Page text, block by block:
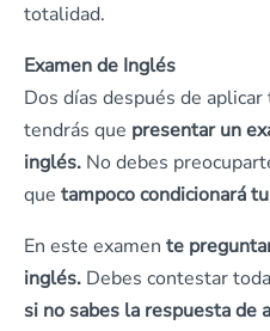
totalidad.
Examen de Inglés
Dos días después de
tendrás que presentar un
inglés. No debes
que tampoco condicionará
En este examen te
inglés. Debes contestar
si no sabes la respuesta de